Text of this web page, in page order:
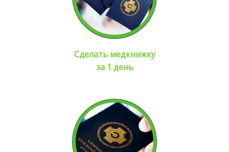
Сделать медкнижку
за 1 день